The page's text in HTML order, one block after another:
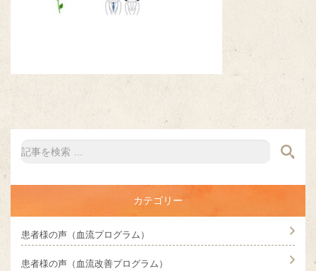
カテゴリー
患者様の声（血流プログラム）
患者様の声（血流改善プログラム）